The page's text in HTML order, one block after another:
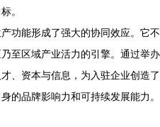
。
功能形成了强大的协同效应。它不
至区域产业活力的引擎。通过举办
、资本与信息，为入驻企业创造了
的品牌影响力和可持续发展能力。